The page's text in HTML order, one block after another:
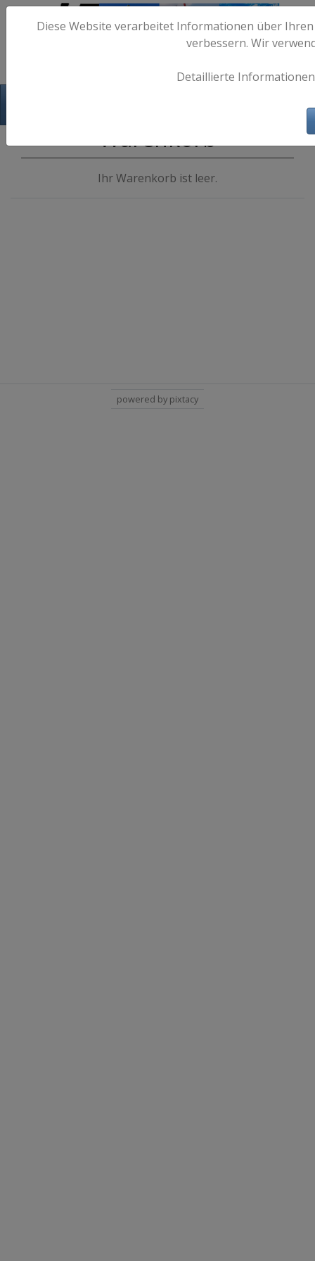
Warenkorb
Ihr Warenkorb ist leer.
Diese Website verarbeitet Informationen über
verbessern. Wir
Detaillierte
powered by pixtacy